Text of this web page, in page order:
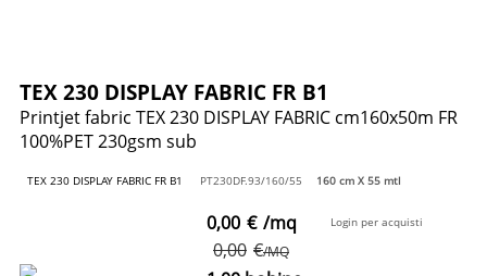
TEX 230 DISPLAY FABRIC FR B1
Printjet fabric TEX 230 DISPLAY FABRIC cm160x50m FR
100%PET 230gsm sub
TEX 230 DISPLAY FABRIC FR B1 PT230DF.93/160/55 160 cm X 55 mtl
0,00 €/MQ
0,00 € /mq Login per acquisti